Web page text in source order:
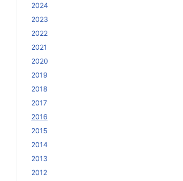
2024
2023
2022
2021
2020
2019
2018
2017
2016
2015
2014
2013
2012